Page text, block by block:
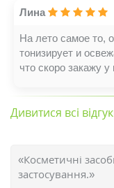
Лина
На лето самое то,
тонизирует и
что скоро закажу у
Дивитися всі
«Косметичні
застосування.»